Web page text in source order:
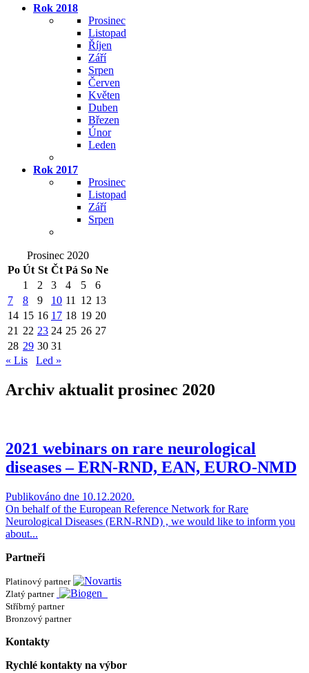
Rok 2018
Prosinec
Listopad
Říjen
Září
Srpen
Červen
Květen
Duben
Březen
Únor
Leden
Rok 2017
Prosinec
Listopad
Září
Srpen
Prosinec 2020
Po Út St Čt Pá So Ne
1
2 3 4 5
6
7
8 9 10 11 12 13
14 15 16 17 18 19 20
21 22 23 24 25 26 27
28 29 30 31
« Lis
Led »
Archiv aktualit prosinec 2020
2021 webinars on rare neurological
diseases – ERN-RND, EAN, EURO-NMD
Publikováno dne 10.12.2020.
On behalf of the European Reference Network for Rare
Neurological Diseases (ERN-RND) , we would like to inform you
about...
Partneři
Platinový partner
Zlatý partner
Stříbrný partner
Bronzový partner
Kontakty
Rychlé kontakty na výbor